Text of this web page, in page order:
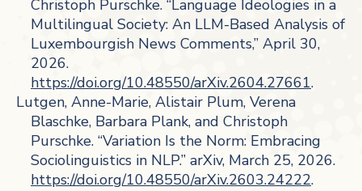
Christoph Purschke. “Language Ideologies in a
Multilingual Society: An LLM-Based Analysis of
Luxembourgish News Comments,” April 30,
2026.
https://doi.org/10.48550/arXiv.2604.27661.
Lutgen, Anne-Marie, Alistair Plum, Verena
Blaschke, Barbara Plank, and Christoph
Purschke. “Variation Is the Norm: Embracing
Sociolinguistics in NLP.” arXiv, March 25, 2026.
https://doi.org/10.48550/arXiv.2603.24222.